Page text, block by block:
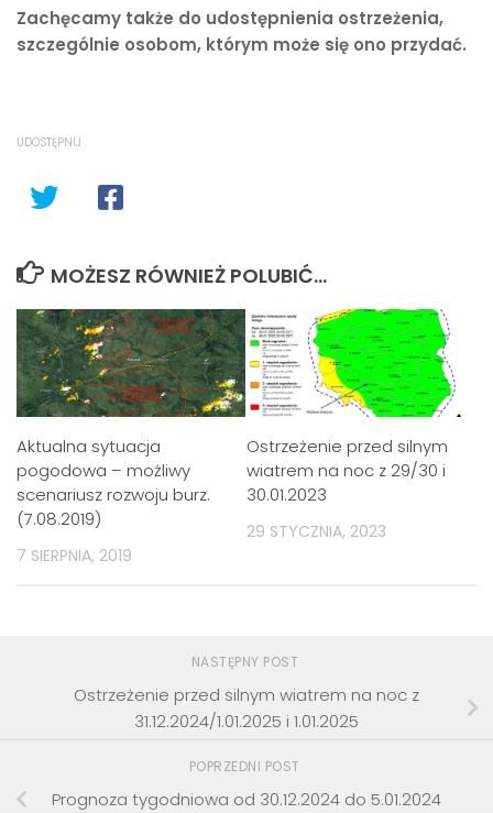
Zachęcamy także do udostępnienia ostrzeżenia,
szczególnie osobom, którym może się ono przydać.
UDOSTĘPNIJ
MOŻESZ RÓWNIEŻ POLUBIĆ…
Aktualna sytuacja
pogodowa – możliwy
scenariusz rozwoju burz.
(7.08.2019)
7 SIERPNIA, 2019
Ostrzeżenie przed silnym
wiatrem na noc z 29/30 i
30.01.2023
29 STYCZNIA, 2023
NASTĘPNY POST
Ostrzeżenie przed silnym wiatrem na noc z
31.12.2024/1.01.2025 i 1.01.2025
POPRZEDNI POST
Prognoza tygodniowa od 30.12.2024 do 5.01.2024